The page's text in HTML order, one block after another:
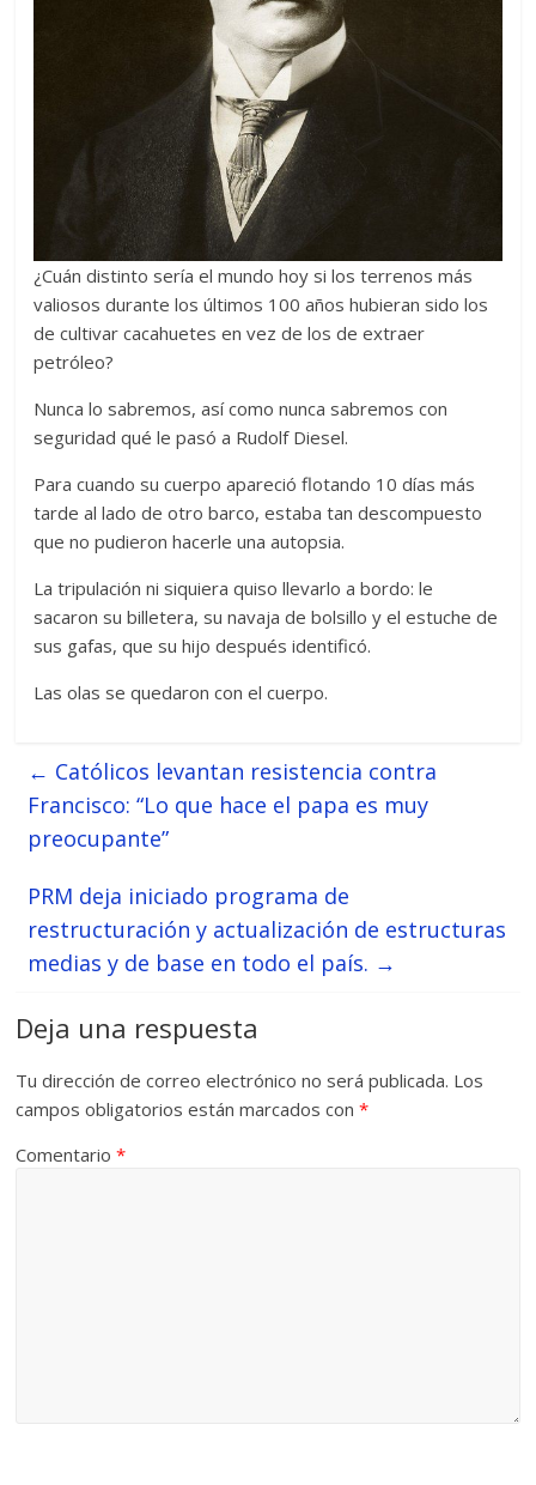
¿Cuán distinto sería el mundo hoy si los terrenos más
valiosos durante los últimos 100 años hubieran sido los
de cultivar cacahuetes en vez de los de extraer
petróleo?
Nunca lo sabremos, así como nunca sabremos con
seguridad qué le pasó a Rudolf Diesel.
Para cuando su cuerpo apareció flotando 10 días más
tarde al lado de otro barco, estaba tan descompuesto
que no pudieron hacerle una autopsia.
La tripulación ni siquiera quiso llevarlo a bordo: le
sacaron su billetera, su navaja de bolsillo y el estuche de
sus gafas, que su hijo después identificó.
Las olas se quedaron con el cuerpo.
← Católicos levantan resistencia contra
Francisco: “Lo que hace el papa es muy
preocupante”
PRM deja iniciado programa de
restructuración y actualización de estructuras
medias y de base en todo el país. →
Deja una respuesta
Tu dirección de correo electrónico no será publicada. Los
campos obligatorios están marcados con*
Comentario*